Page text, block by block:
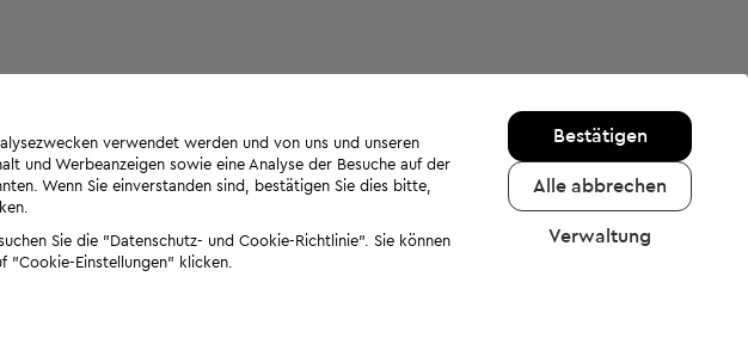
verwendet werden und von uns und unseren
und Werbeanzeigen sowie eine Analyse der Besuche auf der
Wenn Sie einverstanden sind, bestätigen Sie dies bitte,
Sie die "Datenschutz- und Cookie-Richtlinie". Sie können
"Cookie-Einstellungen" klicken.
Bestätigen
Alle abbrechen
Verwaltung